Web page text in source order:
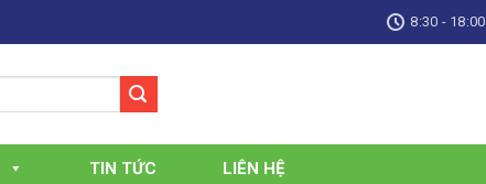
8:30 - 18:00
TIN TỨC LIÊN HỆ